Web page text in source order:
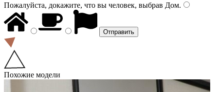
Пожалуйста, докажите, что вы человек, выбрав Дом.
Похожие модели